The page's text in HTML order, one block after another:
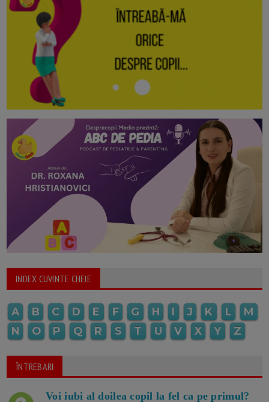
INDEX CUVINTE CHEIE
A B C D E F G H I J K L
M
N
O P Q R S T U V X Y Z
ÎNTREBARI
Voi iubi al doilea copil la fel ca pe primul?